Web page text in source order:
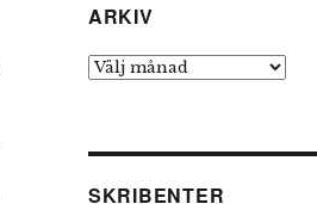
ARKIV
Arkiv
SKRIBENTER